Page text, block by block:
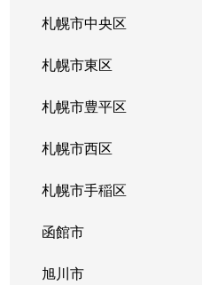
月寒東２条
月寒東２条
月寒東３条
月寒東４条
月寒東４条
月寒東５条
豊平２条
札幌市中央区
札幌市東区
札幌市豊平区
札幌市西区
札幌市手稲区
函館市
旭川市